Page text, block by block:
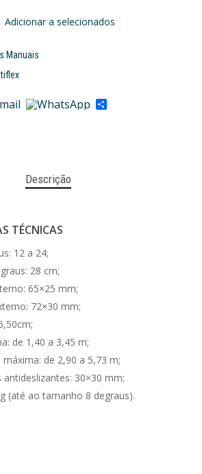
Adicionar a selecionados
Manuais
Share
Descrição
TÉCNICAS
12 a 24;
28 cm;
65×25 mm;
72×30 mm;
de 1,40 a 3,45 m;
de 2,90 a 5,73 m;
antideslizantes: 30×30 mm;
(até ao tamanho 8 degraus).